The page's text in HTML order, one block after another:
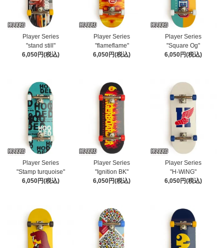
Player Series
"stand still"
6,050円(税込)
Player Series
"flameflame"
6,050円(税込)
Player Series
"Square Og"
6,050円(税込)
Player Series
"Stamp turquoise"
6,050円(税込)
Player Series
"Ignition BK"
6,050円(税込)
Player Series
"H-WiNG"
6,050円(税込)